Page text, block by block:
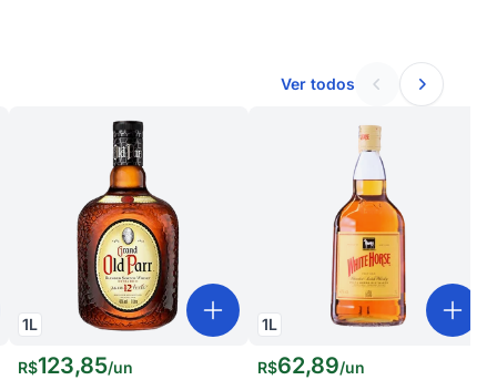
Ver todos
1L
R$123,85/un
1L
R$62,89/un